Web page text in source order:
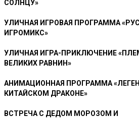
СОЛНЦУ»
УЛИЧНАЯ ИГРОВАЯ ПРОГРАММА
ИГРОМИКС»
УЛИЧНАЯ ИГРА-ПРИКЛЮЧЕНИЕ
ВЕЛИКИХ РАВНИН»
АНИМАЦИОННАЯ ПРОГРАММА
КИТАЙСКОМ ДРАКОНЕ»
ВСТРЕЧА С ДЕДОМ МОРОЗОМ И